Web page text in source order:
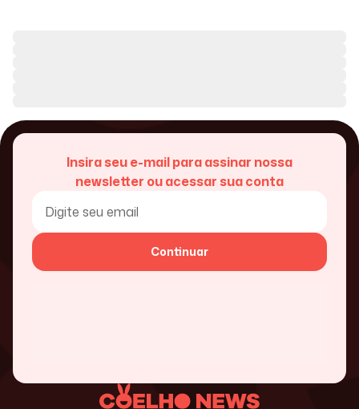
Insira seu e-mail para assinar nossa
newsletter ou acessar sua conta
Continuar